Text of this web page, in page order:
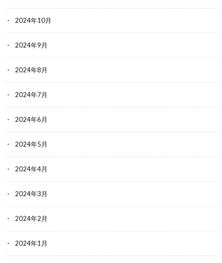
2024年10月
2024年9月
2024年8月
2024年7月
2024年6月
2024年5月
2024年4月
2024年3月
2024年2月
2024年1月